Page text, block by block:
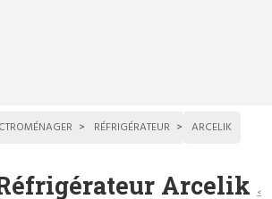
RÉFRIGÉRATEUR ARCELIK
Arcelik <